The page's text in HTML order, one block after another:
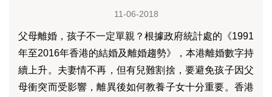
11-06-2018
父母離婚，孩子不一定單親？根據政府統計處的《1991
年至2016年香港的結婚及離婚趨勢》，本港離婚數字持
續上升。夫妻情不再，但有兒難割捨，要避免孩子因父
母衝突而受影響，離異後如何教養子女十分重要。香港